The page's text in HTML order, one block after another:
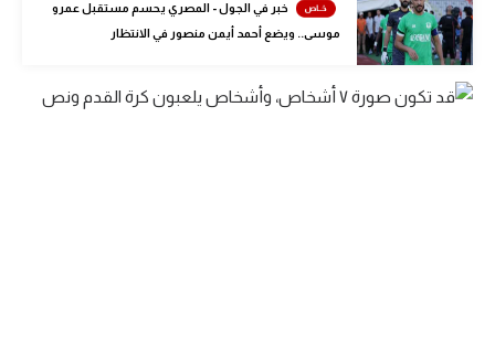
آسيا
أمريكا
ركن الألعاب
خبر في الجول - المصري يحسم مستقبل عمرو
موسى.. ويضع أحمد أيمن منصور في الانتظار